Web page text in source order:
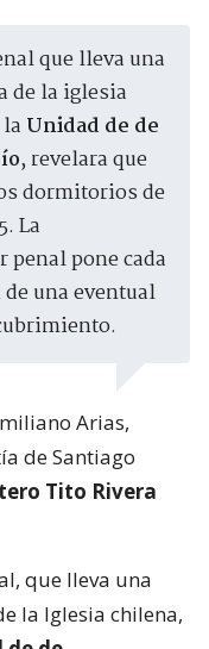
que lleva una
de la iglesia
Unidad de de
, revelara que
dormitorios de
La
pone cada
de una eventual
Arias,
de Santiago
Tito Rivera
que lleva una
la Iglesia chilena,